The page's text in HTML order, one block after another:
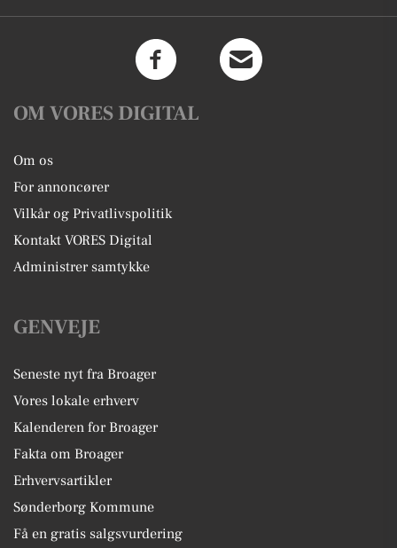
OM VORES DIGITAL
Om os
For annoncører
Vilkår og Privatlivspolitik
Kontakt VORES Digital
Administrer samtykke
GENVEJE
Seneste nyt fra Broager
Vores lokale erhverv
Kalenderen for Broager
Fakta om Broager
Erhvervsartikler
Sønderborg Kommune
Få en gratis salgsvurdering